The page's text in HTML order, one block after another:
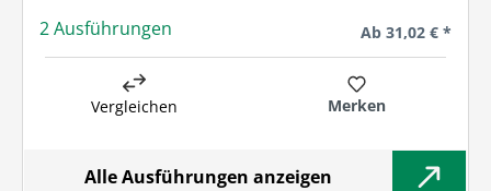
2 Ausführungen Regulärer Preis:
Ab 31,02 € *
Vergleichen Merken
Alle Ausführungen anzeigen